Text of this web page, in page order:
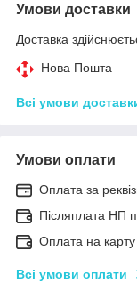
Умови доставки
Доставка
Нова Пошта
Всі умови
Умови оплати
Оплата за
Післяплата НП
Оплата на
Всі умови оплати